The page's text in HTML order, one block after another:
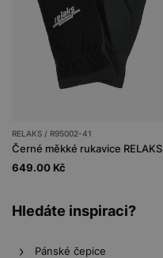
RELAKS / R95002-41
Černé měkké rukavice RELAKS
649.00 Kč
Hledáte inspiraci?
Pánské čepice